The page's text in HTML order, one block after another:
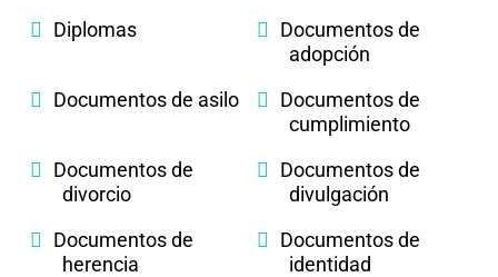
Diplomas
Documentos de
adopción
Documentos de asilo
Documentos de
cumplimiento
Documentos de
divorcio
Documentos de
divulgación
Documentos de
herencia
Documentos de
identidad